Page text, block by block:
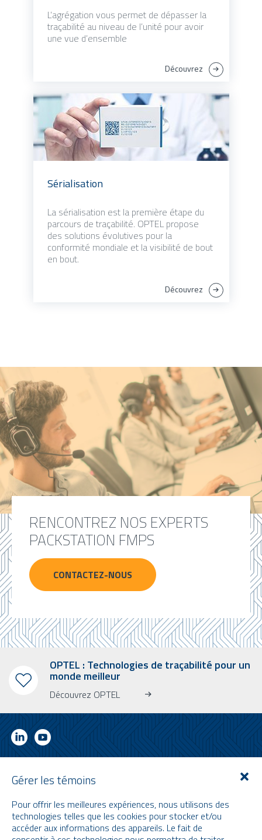
Gérer les témoins
Pour offrir les meilleures expériences, nous utilisons des
technologies telles que les cookies pour stocker et/ou
accéder aux informations des appareils. Le fait de
L’agrégation vous permet de dépasser la
traçabilité au niveau de l’unité pour avoir
une vue d’ensemble
Découvrez
Sérialisation
La sérialisation est la première étape du
parcours de traçabilité. OPTEL propose
des solutions évolutives pour la
conformité mondiale et la visibilité de bout
en bout.
Découvrez
RENCONTREZ NOS EXPERTS
PACKSTATION FMPS
CONTACTEZ-NOUS
OPTEL : Technologies de traçabilité pour un
monde meilleur
Découvrez OPTEL
INFOLETTRE
Apprenez-en plus sur OPTEL, nos prochains événements et nos
dernières nouvelles !
* Veuillez noter que l’infolettre ainsi que nos vidéos sont uniquement en